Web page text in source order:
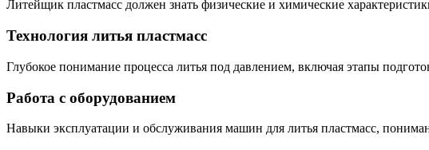
Литейщик пластмасс должен знать физические и химические
Технология литья пластмасс
Глубокое понимание процесса литья под давлением, включая этапы
Работа с оборудованием
Навыки эксплуатации и обслуживания машин для литья пластмасс,